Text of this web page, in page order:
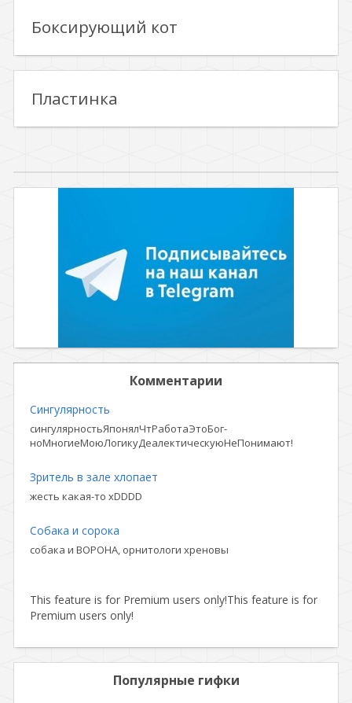
Боксирующий кот
Пластинка
Комментарии
Сингулярность
сингулярностьЯпонялЧтРаботаЭтоБог-
ноМногиеМоюЛогикуДеалектическуюНеПонимают!
Зритель в зале хлопает
жесть какая-то xDDDD
Собака и сорока
собака и ВОРОНА, орнитологи хреновы
This feature is for Premium users only!This feature is for
Premium users only!
Популярные гифки